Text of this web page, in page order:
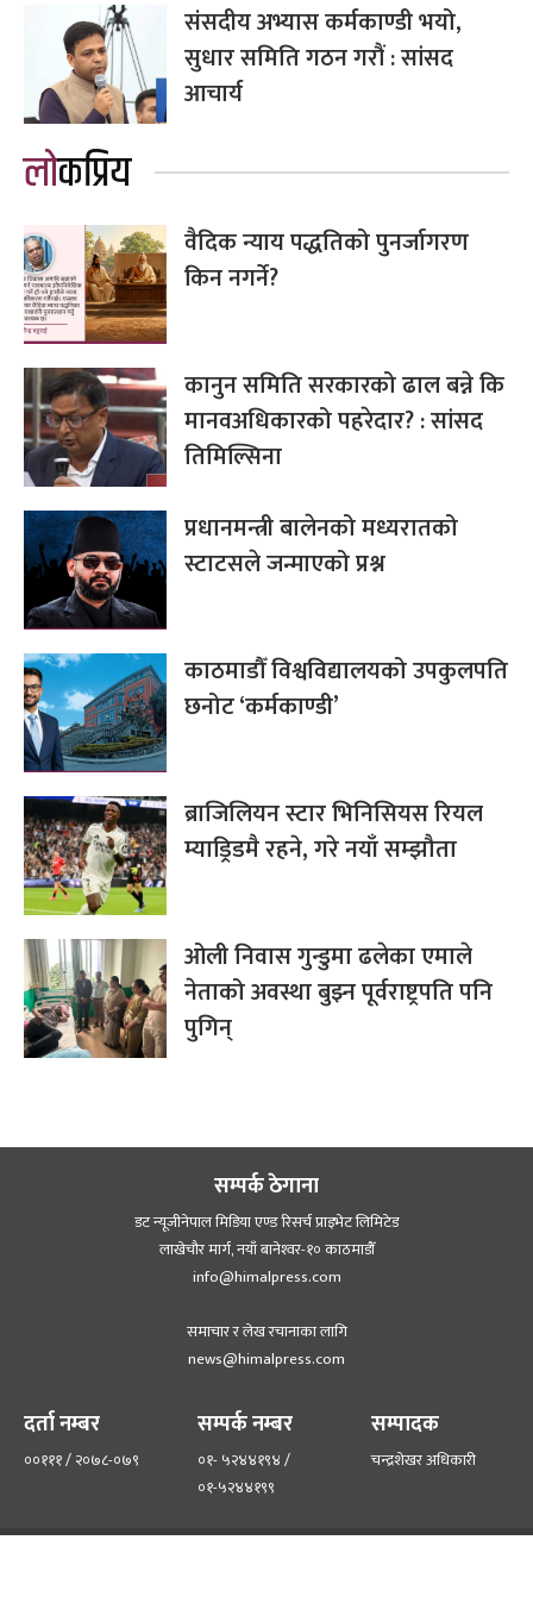
संसदीय अभ्यास कर्मकाण्डी भयो,
सुधार समिति गठन गरौं : सांसद
आचार्य
लोकप्रिय
वैदिक न्याय पद्धतिको पुनर्जागरण
किन नगर्ने?
कानुन समिति सरकारको ढाल बन्ने कि
मानवअधिकारको पहरेदार? : सांसद
तिमिल्सिना
प्रधानमन्त्री बालेनको मध्यरातको
स्टाटसले जन्माएको प्रश्न
काठमाडौँ विश्वविद्यालयको उपकुलपति
छनोट ‘कर्मकाण्डी’
ब्राजिलियन स्टार भिनिसियस रियल
म्याड्रिडमै रहने, गरे नयाँ सम्झौता
ओली निवास गुन्डुमा ढलेका एमाले
नेताको अवस्था बुझ्न पूर्वराष्ट्रपति पनि
पुगिन्
सम्पर्क ठेगाना
डट न्यूजीनेपाल मिडिया एण्ड रिसर्च प्राइभेट लिमिटेड
लाखेचौर मार्ग, नयाँ बानेश्‍वर-१० काठमाडौँ
info@himalpress.com
समाचार र लेख रचानाका लागि
news@himalpress.com
दर्ता नम्बर
००१११ / २०७८-०७९
सम्पर्क नम्बर
०१- ५२४४१९४ /
०१-५२४४१९९
सम्पादक
चन्द्रशेखर अधिकारी